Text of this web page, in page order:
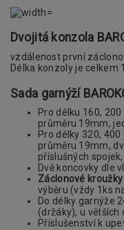
Dvojitá konzola
vzdálenost první
Délka konzoly je celkem
Sada garnýží
Pro délku 160,
průměru 19mm,
Pro délky 320,
průměru 19mm,
příslušných spojek,
Dvě koncovky dle
Záclonové
výběru (vždy 1ks
Do délky garnýže
(držáky), u větších
Příslušenství k